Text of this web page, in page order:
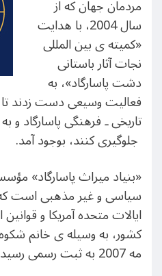
مردمان جهان که از
سال 2004، با هدايت
«کميته ی بين المللی
نجات آثار باستانی
دشت پاسارگاد»، به
فعاليت وسيعی دست زدند
تاریخی ـ فرهنگی پاسارگاد و
جلوگیری کنند، بوجود آمد.
«بنياد ميراث پاسارگاد»
سياسی و غير مذهبی است
ايالات متحده آمريکا و قوانين
مه 2007 به ثبت رسمی رسيده است.